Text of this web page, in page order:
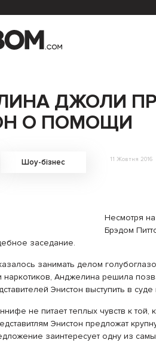
ДЖОЛИ
О ПОМОЩИ
Шоу-бізнес 11 Жовтня 2016
Несмотря
Брэдом
заседание.
занимать делом
наркотиков, Анджелина решила
Энистон выступить в суде
не питает теплых чувств к
Энистон предложат
заинтересует одну из